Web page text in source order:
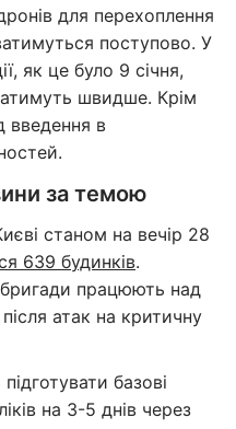
для перехоплення
поступово. У
як це було 9 січня,
швидше. Крім
введення в
за темою
станом на вечір 28
639 будинків.
бригади працюють над
атак на критичну
базові
на 3-5 днів через